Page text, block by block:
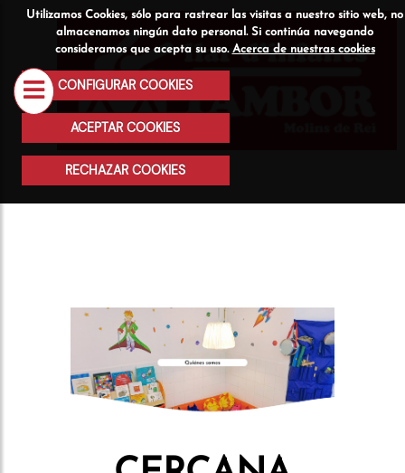
Utilizamos Cookies, sólo para rastrear las visitas a nuestro sitio web, no
almacenamos ningún dato personal. Si continúa navegando
consideramos que acepta su uso. Acerca de nuestras cookies
CONFIGURAR COOKIES
ACEPTAR COOKIES
RECHAZAR COOKIES
Quiénes
Servicios